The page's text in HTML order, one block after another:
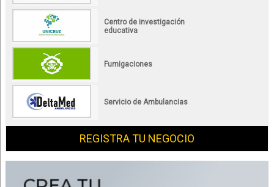
Centro de investigación
educativa
Fumigaciones
Servicio de Ambulancias
REGISTRA TU NEGOCIO